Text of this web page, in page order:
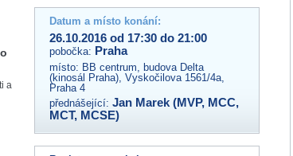
a
Datum a místo konání:
26.10.2016 od 17:30 do 21:00
pobočka: Praha
místo: BB centrum, budova Delta
(kinosál Praha), Vyskočilova 1561/4a,
Praha 4
přednášející: Jan Marek (MVP, MCC,
MCT, MCSE)